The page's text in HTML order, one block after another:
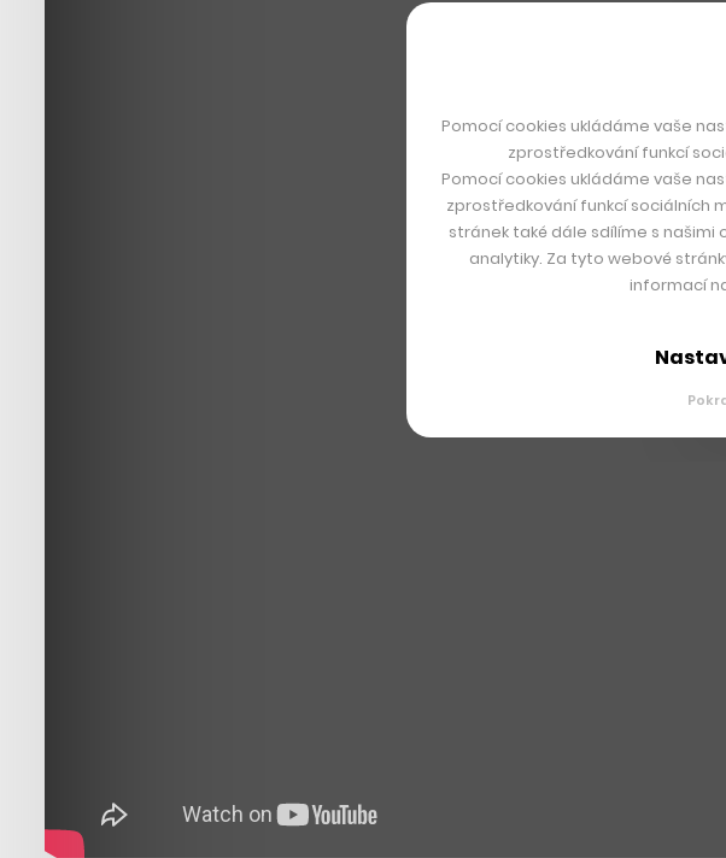
Pomocí cookies ukládáme vaše
zprostředkování funkcí
Pomocí cookies ukládáme vaše
zprostředkování funkcí sociálních
stránek také dále sdílíme s
analytiky. Za tyto webové
informací